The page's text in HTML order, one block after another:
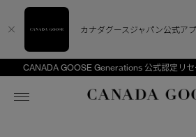
CANADA GOOSE Generations 公式認定リ
カナダグースジャパン公式ア